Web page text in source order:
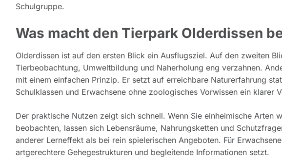
Schulgruppe.
Was macht den Tierpark Olderdissen
Olderdissen ist auf den ersten Blick ein Ausflugsziel. Auf den zweiten
Tierbeobachtung, Umweltbildung und Naherholung eng verzahnen.
mit einem einfachen Prinzip. Er setzt auf erreichbare Naturerfahrung
Schulklassen und Erwachsene ohne zoologisches Vorwissen ein klarer
Der praktische Nutzen zeigt sich schnell. Wenn Sie einheimische Arten
beobachten, lassen sich Lebensräume, Nahrungsketten und
anderer Lerneffekt als bei rein spielerischen Angeboten. Für
artgerechtere Gehegestrukturen und begleitende Informationen setzt.